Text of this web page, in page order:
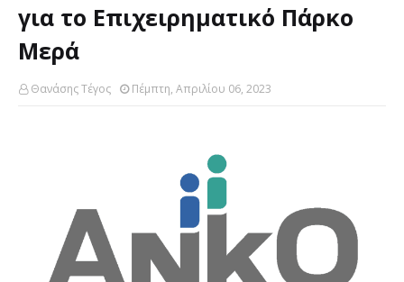
για το Επιχειρηματικό Πάρκο
Μερά
Θανάσης Τέγος Πέμπτη, Απριλίου 06, 2023